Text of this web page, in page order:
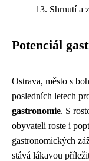
Shrnutí a
Potenciál
Ostrava, město s
posledních letech
gastronomie. S
obyvateli roste i
gastronomických
stává lákavou